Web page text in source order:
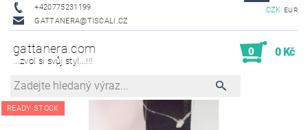
+420775231199
GATTANERA@TISCALI.CZ
CZK EUR
gattanera.com
...zvol si svůj styl...!!!
0 0 Kč
READY STOCK